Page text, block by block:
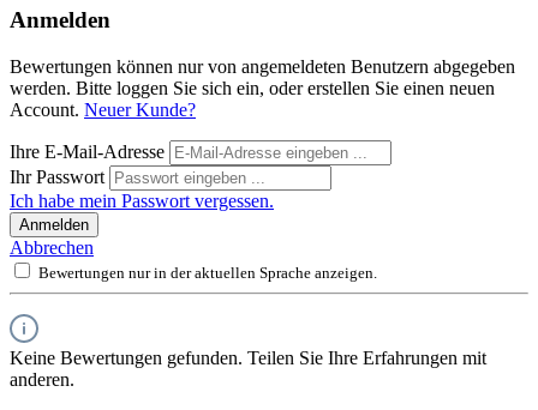
Anmelden
Bewertungen können nur von angemeldeten Benutzern abgegeben
werden. Bitte loggen Sie sich ein, oder erstellen Sie einen neuen
Account. Neuer Kunde?
Ihre E-Mail-Adresse
Ihr Passwort
Ich habe mein Passwort vergessen.
Anmelden
Abbrechen
Bewertungen nur in der aktuellen Sprache anzeigen.
Keine Bewertungen gefunden. Teilen Sie Ihre Erfahrungen mit
anderen.